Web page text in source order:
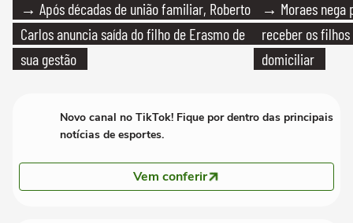
→ Após décadas de união familiar, Roberto
Carlos anuncia saída do filho de Erasmo de
sua gestão
→ Moraes nega
receber os filhos
domiciliar
Novo canal no TikTok! Fique por dentro das principais
notícias de esportes.
Vem conferir